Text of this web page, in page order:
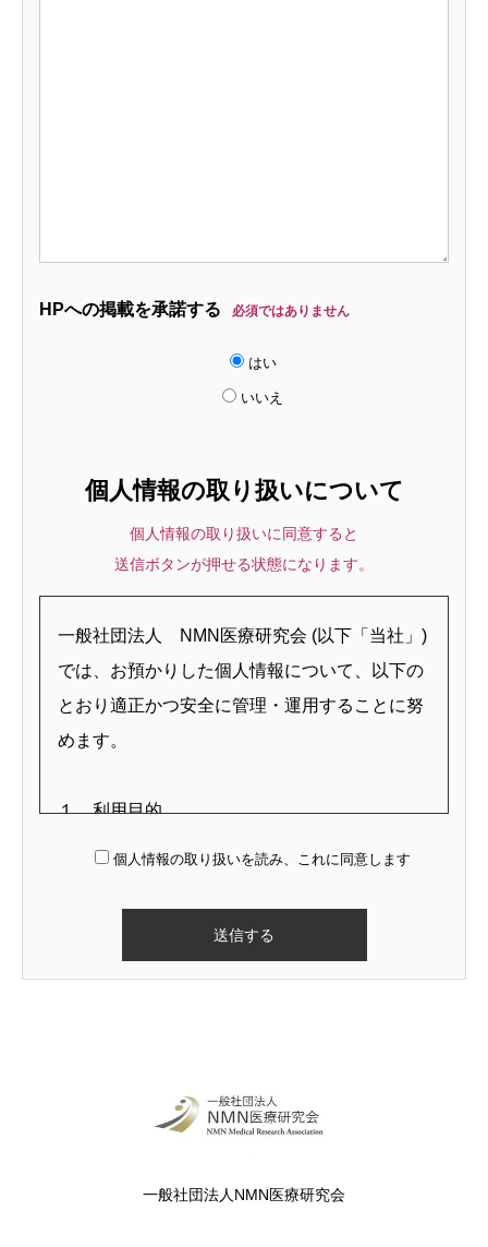
HPへの掲載を承諾する 必須ではありません
はい
いいえ
個人情報の取り扱いについて
個人情報の取り扱いに同意すると
送信ボタンが押せる状態になります。
一般社団法人 NMN医療研究会 (以下「当社」)
では、お預かりした個人情報について、以下の
とおり適正かつ安全に管理・運用することに努
めます。
１．利用目的
①商品発送やサービス実施、およびアフターサ
②資料請求に対する発送のため
２．第三者提供
三者へ提供することはしません。
個人情報の取り扱いを読み、これに同意します
一般社団法人NMN医療研究会